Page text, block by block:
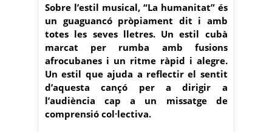
Sobre l’estil musical, “La humanitat” és
un guaguancó pròpiament dit i amb
totes les seves lletres. Un estil cubà
marcat per rumba amb fusions
afrocubanes i un ritme ràpid i alegre.
Un estil que ajuda a reflectir el sentit
d’aquesta cançó per a dirigir a
l’audiència cap a un missatge de
comprensió col·lectiva.